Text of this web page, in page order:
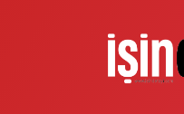
Tevfik Bey Mahallesi Mektep
Caddesi durağı karşısı
Yol